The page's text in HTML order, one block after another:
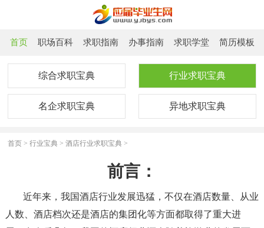
首页 职场百科 求职指南 办事指南 求职学堂 简历模板
综合求职宝典 行业求职宝典
名企求职宝典 异地求职宝典
首页 >行业宝典 >酒店行业求职宝典 >
前言：
近年来，我国酒店行业发展迅猛，不仅在酒店数量、从业
人数、酒店档次还是酒店的集团化等方面都取得了重大进